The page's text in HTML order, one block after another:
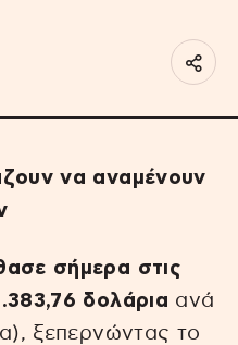
να αναμένουν
σήμερα στις
δολάρια ανά
ξεπερνώντας το